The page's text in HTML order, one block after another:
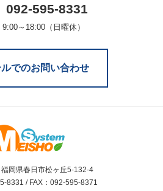
092-595-8331
～18:00（日曜休）
ルでのお問い合わせ
岡県春日市松ヶ丘5-132-4
8331 / FAX：092-595-8371